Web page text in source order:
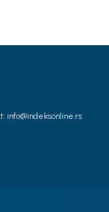
info@indeksonline.rs